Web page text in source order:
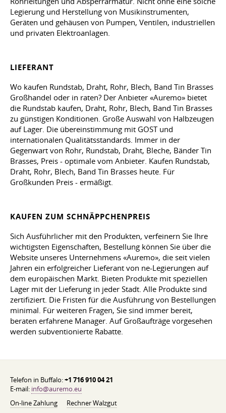
Legierung und Herstellung von Musikinstrumenten,
Geräten und gehäusen von Pumpen, Ventilen, industriellen
und privaten Elektroanlagen.
LIEFERANT
Wo kaufen Rundstab, Draht, Rohr, Blech, Band Tin Brasses
Großhandel oder in raten? Der Anbieter «Auremo» bietet
die Rundstab kaufen, Draht, Rohr, Blech, Band Tin Brasses
zu günstigen Konditionen. Große Auswahl von Halbzeugen
auf Lager. Die übereinstimmung mit GOST und
internationalen Qualitätsstandards. Immer in der
Gegenwart von Rohr, Rundstab, Draht, Bleche, Bänder Tin
Brasses, Preis - optimale vom Anbieter. Kaufen Rundstab,
Draht, Rohr, Blech, Band Tin Brasses heute. Für
Großkunden Preis - ermäßigt.
KAUFEN ZUM SCHNÄPPCHENPREIS
Sich Ausführlicher mit den Produkten, verfeinern Sie Ihre
wichtigsten Eigenschaften, Bestellung können Sie über die
Website unseres Unternehmens «Auremo», die seit vielen
Jahren ein erfolgreicher Lieferant von ne-Legierungen auf
dem europäischen Markt. Bieten Produkte mit speziellen
Lager mit der Lieferung in jeder Stadt. Alle Produkte sind
zertifiziert. Die Fristen für die Ausführung von Bestellungen
minimal. Für weiteren Fragen, Sie sind immer bereit,
beraten erfahrene Manager. Auf Großaufträge vorgesehen
werden subventionierte Rabatte.
Telefon in Buffalo:+1 716 910 04 21
E-mail: info@auremo.eu
On-line Zahlung
Rechner Walzgut